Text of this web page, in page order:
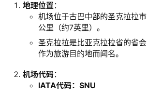
地理位置 ：
机场位于古巴中部的圣克拉拉
公里（约7英里）。
圣克拉拉是比亚克拉拉省的省
作为旅游目的地而闻名。
机场代码：
IATA代码：SNU